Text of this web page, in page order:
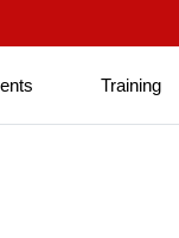
Training